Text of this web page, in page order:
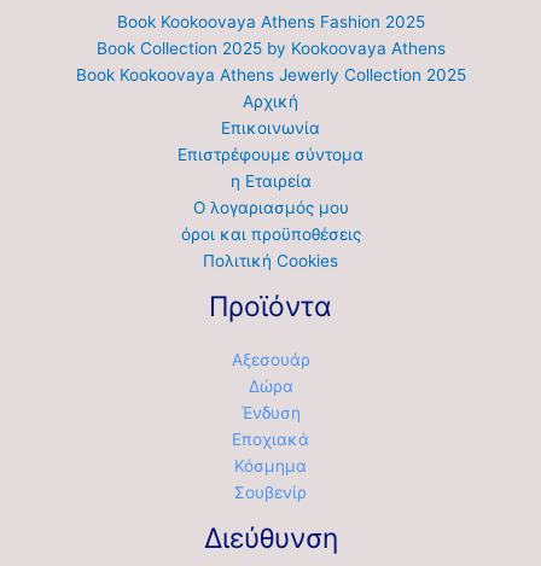
Book Kookoovaya Athens Fashion 2025
Book Collection 2025 by Kookoovaya Athens
Book Kookoovaya Athens Jewerly Collection 2025
Αρχική
Επικοινωνία
Επιστρέφουμε σύντομα
η Εταιρεία
Ο λογαριασμός μου
όροι και προϋποθέσεις
Πολιτική Cookies
Προϊόντα
Αξεσουάρ
Δώρα
Ένδυση
Εποχιακά
Κόσμημα
Σουβενίρ
Διεύθυνση